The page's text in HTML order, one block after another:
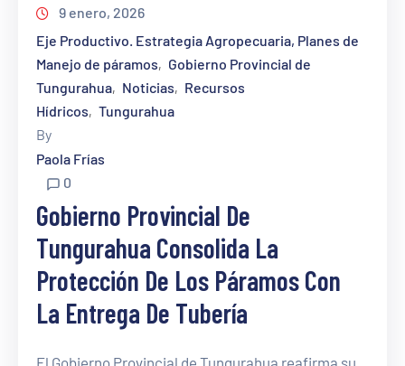
9 enero, 2026
Eje Productivo. Estrategia Agropecuaria, Planes de
Manejo de páramos‚ Gobierno Provincial de
Tungurahua‚ Noticias‚ Recursos
Hídricos‚ Tungurahua
By
Paola Frías
0
Gobierno Provincial De
Tungurahua Consolida La
Protección De Los Páramos Con
La Entrega De Tubería